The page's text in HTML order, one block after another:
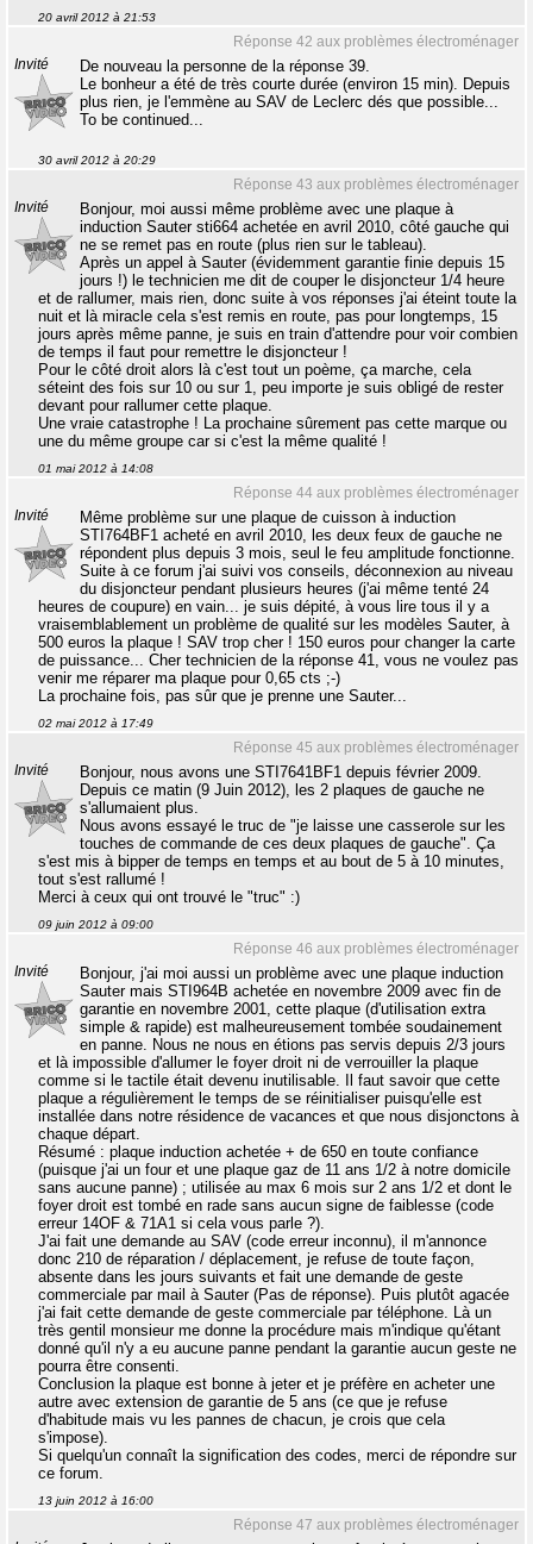
20 avril 2012 à 21:53
Réponse 42 aux problèmes électroménager
Invité
De nouveau la personne de la réponse 39.
Le bonheur a été de très courte durée (environ 15 min). Depuis
plus rien, je l'emmène au SAV de Leclerc dés que possible...
To be continued...
30 avril 2012 à 20:29
Réponse 43 aux problèmes électroménager
Invité
Bonjour, moi aussi même problème avec une plaque à
induction Sauter sti664 achetée en avril 2010, côté gauche qui
ne se remet pas en route (plus rien sur le tableau).
Après un appel à Sauter (évidemment garantie finie depuis 15
jours !) le technicien me dit de couper le disjoncteur 1/4 heure
et de rallumer, mais rien, donc suite à vos réponses j'ai éteint toute la
nuit et là miracle cela s'est remis en route, pas pour longtemps, 15
jours après même panne, je suis en train d'attendre pour voir combien
de temps il faut pour remettre le disjoncteur !
Pour le côté droit alors là c'est tout un poème, ça marche, cela
séteint des fois sur 10 ou sur 1, peu importe je suis obligé de rester
devant pour rallumer cette plaque.
Une vraie catastrophe ! La prochaine sûrement pas cette marque ou
une du même groupe car si c'est la même qualité !
01 mai 2012 à 14:08
Réponse 44 aux problèmes électroménager
Invité
Même problème sur une plaque de cuisson à induction
STI764BF1 acheté en avril 2010, les deux feux de gauche ne
répondent plus depuis 3 mois, seul le feu amplitude fonctionne.
Suite à ce forum j'ai suivi vos conseils, déconnexion au niveau
du disjoncteur pendant plusieurs heures (j'ai même tenté 24
heures de coupure) en vain... je suis dépité, à vous lire tous il y a
vraisemblablement un problème de qualité sur les modèles Sauter, à
500 euros la plaque ! SAV trop cher ! 150 euros pour changer la carte
de puissance... Cher technicien de la réponse 41, vous ne voulez pas
venir me réparer ma plaque pour 0,65 cts ;-)
La prochaine fois, pas sûr que je prenne une Sauter...
02 mai 2012 à 17:49
Réponse 45 aux problèmes électroménager
Invité
Bonjour, nous avons une STI7641BF1 depuis février 2009.
Depuis ce matin (9 Juin 2012), les 2 plaques de gauche ne
s'allumaient plus.
Nous avons essayé le truc de "je laisse une casserole sur les
touches de commande de ces deux plaques de gauche". Ça
s'est mis à bipper de temps en temps et au bout de 5 à 10 minutes,
tout s'est rallumé !
Merci à ceux qui ont trouvé le "truc" :)
09 juin 2012 à 09:00
Réponse 46 aux problèmes électroménager
Invité
Bonjour, j'ai moi aussi un problème avec une plaque induction
Sauter mais STI964B achetée en novembre 2009 avec fin de
garantie en novembre 2001, cette plaque (d'utilisation extra
simple & rapide) est malheureusement tombée soudainement
en panne. Nous ne nous en étions pas servis depuis 2/3 jours
et là impossible d'allumer le foyer droit ni de verrouiller la plaque
comme si le tactile était devenu inutilisable. Il faut savoir que cette
plaque a régulièrement le temps de se réinitialiser puisqu'elle est
installée dans notre résidence de vacances et que nous disjonctons à
chaque départ.
Résumé : plaque induction achetée + de 650 en toute confiance
(puisque j'ai un four et une plaque gaz de 11 ans 1/2 à notre domicile
sans aucune panne) ; utilisée au max 6 mois sur 2 ans 1/2 et dont le
foyer droit est tombé en rade sans aucun signe de faiblesse (code
erreur 14OF & 71A1 si cela vous parle ?).
J'ai fait une demande au SAV (code erreur inconnu), il m'annonce
donc 210 de réparation / déplacement, je refuse de toute façon,
absente dans les jours suivants et fait une demande de geste
commerciale par mail à Sauter (Pas de réponse). Puis plutôt agacée
j'ai fait cette demande de geste commerciale par téléphone. Là un
très gentil monsieur me donne la procédure mais m'indique qu'étant
donné qu'il n'y a eu aucune panne pendant la garantie aucun geste ne
pourra être consenti.
Conclusion la plaque est bonne à jeter et je préfère en acheter une
autre avec extension de garantie de 5 ans (ce que je refuse
d'habitude mais vu les pannes de chacun, je crois que cela
s'impose).
Si quelqu'un connaît la signification des codes, merci de répondre sur
ce forum.
13 juin 2012 à 16:00
Réponse 47 aux problèmes électroménager